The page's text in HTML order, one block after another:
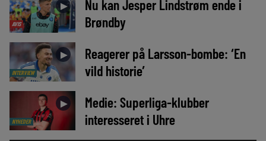
AVIS
►
Nu kan Jesper Lindstrøm ende i
Brøndby
INTERVIEW
►
Reagerer på Larsson-bombe: ‘En
vild historie’
NYHEDER
►
Medie: Superliga-klubber
interesseret i Uhre